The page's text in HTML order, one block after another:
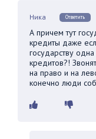
Ника Ответить
А причем тут
кредиты даже
государству
кредитов?!
на право и на
конечно люди